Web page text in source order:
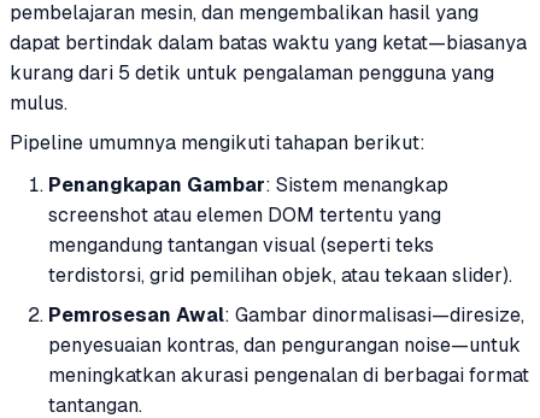
pembelajaran mesin, dan mengembalikan hasil yang
dapat bertindak dalam batas waktu yang ketat—biasanya
kurang dari 5 detik untuk pengalaman pengguna yang
mulus.
Pipeline umumnya mengikuti tahapan berikut:
Penangkapan Gambar: Sistem menangkap
screenshot atau elemen DOM tertentu yang
mengandung tantangan visual (seperti teks
terdistorsi, grid pemilihan objek, atau tekaan slider).
Pemrosesan Awal: Gambar dinormalisasi—diresize,
penyesuaian kontras, dan pengurangan noise—untuk
meningkatkan akurasi pengenalan di berbagai format
tantangan.